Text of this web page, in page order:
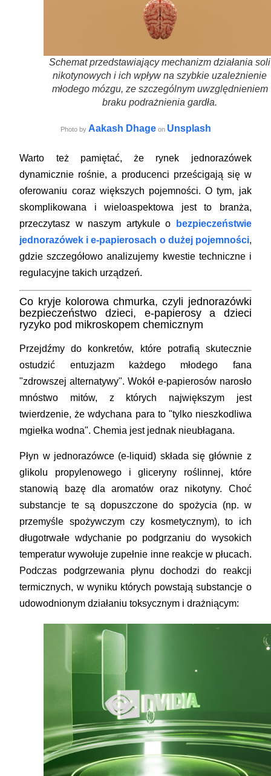
Schemat przedstawiający mechanizm działania soli
nikotynowych i ich wpływ na szybkie uzależnienie
młodego mózgu, ze szczególnym uwzględnieniem
braku podrażnienia gardła.
Photo by Aakash Dhageon Unsplash
Warto też pamiętać, że rynek jednorazówek
dynamicznie rośnie, a producenci prześcigają się w
oferowaniu coraz większych pojemności. O tym, jak
skomplikowana i wieloaspektowa jest to branża,
przeczytasz w naszym artykule o
bezpieczeństwie
jednorazówek i e-papierosach o dużej pojemności,
gdzie szczegółowo analizujemy kwestie techniczne i
regulacyjne takich urządzeń.
Co kryje kolorowa chmurka, czyli jednorazówki
bezpieczeństwo dzieci, e-papierosy a dzieci
ryzyko pod mikroskopem chemicznym
Przejdźmy do konkretów, które potrafią skutecznie
ostudzić entuzjazm każdego młodego fana
"zdrowszej alternatywy". Wokół e-papierosów narosło
mnóstwo mitów, z których największym jest
twierdzenie, że wdychana para to "tylko nieszkodliwa
mgiełka wodna". Chemia jest jednak nieubłagana.
Płyn w jednorazówce (e-liquid) składa się głównie z
glikolu propylenowego i gliceryny roślinnej, które
stanowią bazę dla aromatów oraz nikotyny. Choć
substancje te są dopuszczone do spożycia (np. w
przemyśle spożywczym czy kosmetycznym), to ich
długotrwałe wdychanie po podgrzaniu do wysokich
temperatur wywołuje zupełnie inne reakcje w płucach.
Podczas podgrzewania płynu dochodzi do reakcji
termicznych, w wyniku których powstają substancje o
udowodnionym działaniu toksycznym i drażniącym: